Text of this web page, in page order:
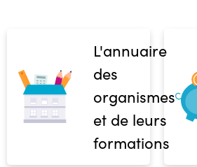
L'annuaire
des
organismes
et de leurs
formations